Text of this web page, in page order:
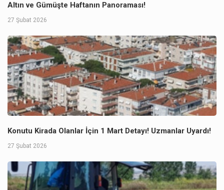
Altın ve Gümüşte Haftanın Panoraması!
27 Şubat 2026
Konutu Kirada Olanlar İçin 1 Mart Detayı! Uzmanlar Uyardı!
27 Şubat 2026